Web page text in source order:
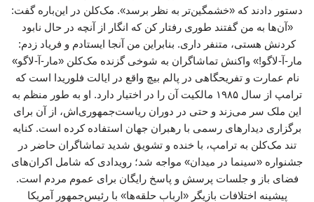
دستور دادند که «خشمگین‌تر به نظر برسد». مک‌کلن در این‌باره گفت:
«آن‌ها به من گفتند طوری رفتار کن که انگار از آنچه در حال نابود
کردنش هستی، متنفر داری. بنابراین من آنجا ایستادم و فریاد زدم:
مار-آ-لاگو!» واکنش تماشاگران به شوخی گزنده مک‌کلن «مار-آ-لاگو»
نام عمارت و تفریحگاهی در پالم بیچ واقع در ایالت فلوریدا است که
ترامپ از سال ۱۹۸۵ مالکیت آن را در اختیار دارد. او به طور منظم به
این ملک سر می‌زند و حتی در دوران ریاست‌جمهوری‌اش، از آن برای
برگزاری دیدارهای رسمی با رهبران جهان استفاده کرده است. کنایه
تند مک‌کلن به ترامپ، با خنده و تشویق شدید تماشاگران حاضر در
جشنواره «سینما در میدان» مواجه شد؛ رویدادی که شامل اکران‌های
فضای باز و جلسات پرسش و پاسخ رایگان برای عموم مردم است.
پیشینه اختلافات بازیگر «ارباب حلقه‌ها» با رئیس‌جمهور آمریکا